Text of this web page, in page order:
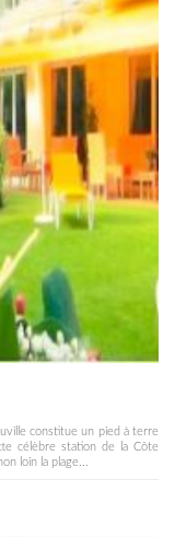
constitue un pied à terre
célèbre station de la Côte
loin la plage...